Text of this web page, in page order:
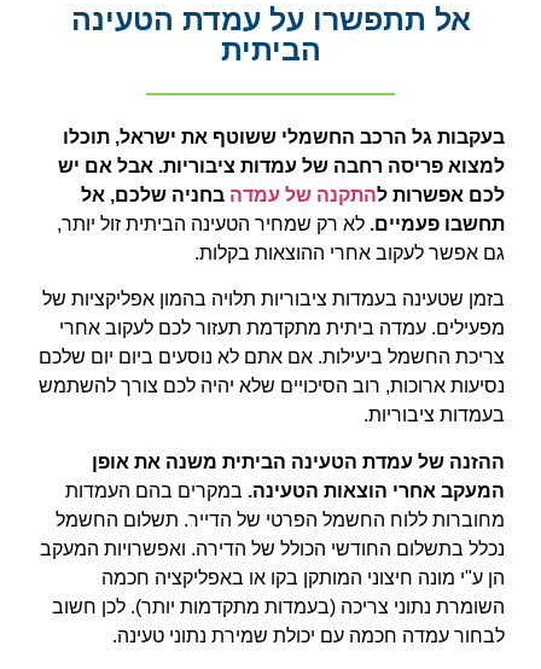
אל תתפשרו על עמדת הטעינה
הביתית
בעקבות גל הרכב החשמלי ששוטף את ישראל, תוכלו
למצוא פריסה רחבה של עמדות ציבוריות. אבל אם יש
לכם אפשרות להתקנה של עמדה בחניה שלכם, אל
תחשבו פעמיים. לא רק שמחיר הטעינה הביתית זול יותר,
גם אפשר לעקוב אחרי ההוצאות בקלות.
בזמן שטעינה בעמדות ציבוריות תלויה בהמון אפליקציות של
מפעילים. עמדה ביתית מתקדמת תעזור לכם לעקוב אחרי
צריכת החשמל ביעילות. אם אתם לא נוסעים ביום יום שלכם
נסיעות ארוכות, רוב הסיכויים שלא יהיה לכם צורך להשתמש
בעמדות ציבוריות.
ההזנה של עמדת הטעינה הביתית משנה את אופן
המעקב אחרי הוצאות הטעינה. במקרים בהם העמדות
מחוברות ללוח החשמל הפרטי של הדייר. תשלום החשמל
נכלל בתשלום החודשי הכולל של הדירה. ואפשרויות המעקב
הן ע"י מונה חיצוני המותקן בקו או באפליקציה חכמה
השומרת נתוני צריכה (בעמדות מתקדמות יותר). לכן חשוב
לבחור עמדה חכמה עם יכולת שמירת נתוני טעינה.